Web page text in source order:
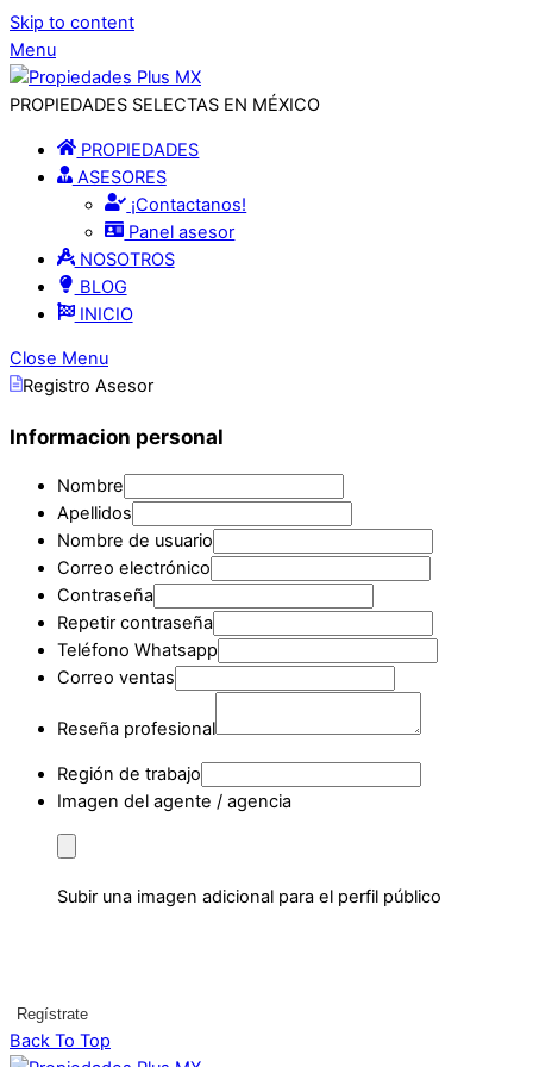
Skip to content
Menu
PROPIEDADES SELECTAS EN MÉXICO
PROPIEDADES
ASESORES
¡Contactanos!
Panel asesor
NOSOTROS
BLOG
INICIO
Close Menu
Registro Asesor
Informacion personal
Nombre
Apellidos
Nombre de usuario
Correo electrónico
Contraseña
Repetir contraseña
Teléfono Whatsapp
Correo ventas
Reseña profesional
Región de trabajo
Imagen del agente / agencia
Subir una imagen adicional para el perfil público
Regístrate
Back To Top